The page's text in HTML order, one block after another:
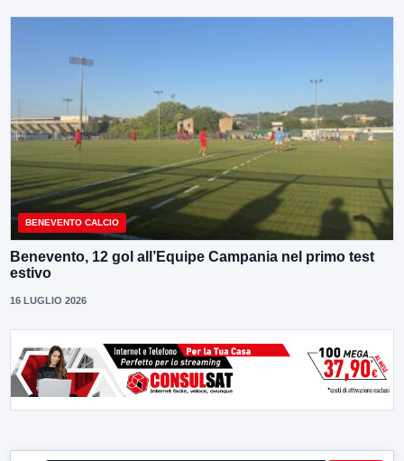
BENEVENTO CALCIO
Benevento, 12 gol all’Equipe Campania nel primo test
estivo
16 LUGLIO 2026